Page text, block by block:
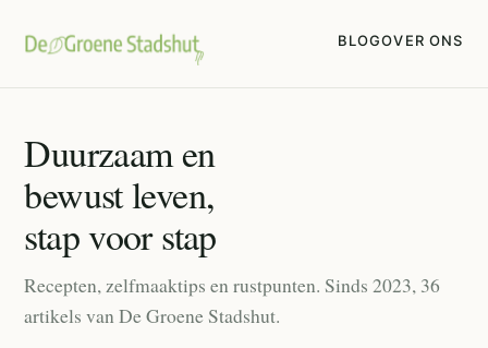
BLOGOVER ONS
Duurzaam en
bewust leven,
stap voor stap
Recepten, zelfmaaktips en rustpunten. Sinds 2023, 36
artikels van De Groene Stadshut.